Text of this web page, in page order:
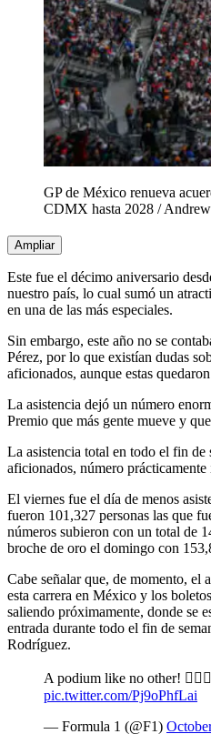
GP de México renueva
CDMX hasta 2028 /
Ampliar
Este fue el décimo aniversario
nuestro país, lo cual sumó un
en una de las más especiales.
Sin embargo, este año no se
Pérez, por lo que existían dudas
aficionados, aunque estas
La asistencia dejó un número
Premio que más gente mueve y
La asistencia total en todo el fin de
aficionados, número
El viernes fue el día de menos
fueron 101,327 personas las que
números subieron con un total de
broche de oro el domingo con
Cabe señalar que, de momento, el
esta carrera en México y los
saliendo próximamente, donde se
entrada durante todo el fin de
Rodríguez.
A podium like no other! 😮‍💨✨
pic.twitter.com/Pj9oPhfLai
— Formula 1 (@F1)